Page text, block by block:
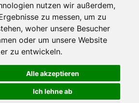
nutzen wir außerdem,
zu messen, um zu
woher unsere Besucher
oder um unsere Website
zu entwickeln.
Alle akzeptieren
Ich lehne ab
чтобы Вы могли использовать весь функционал
Инвесторам
Медиа
Facebook
Twitter
YouTube
Google+